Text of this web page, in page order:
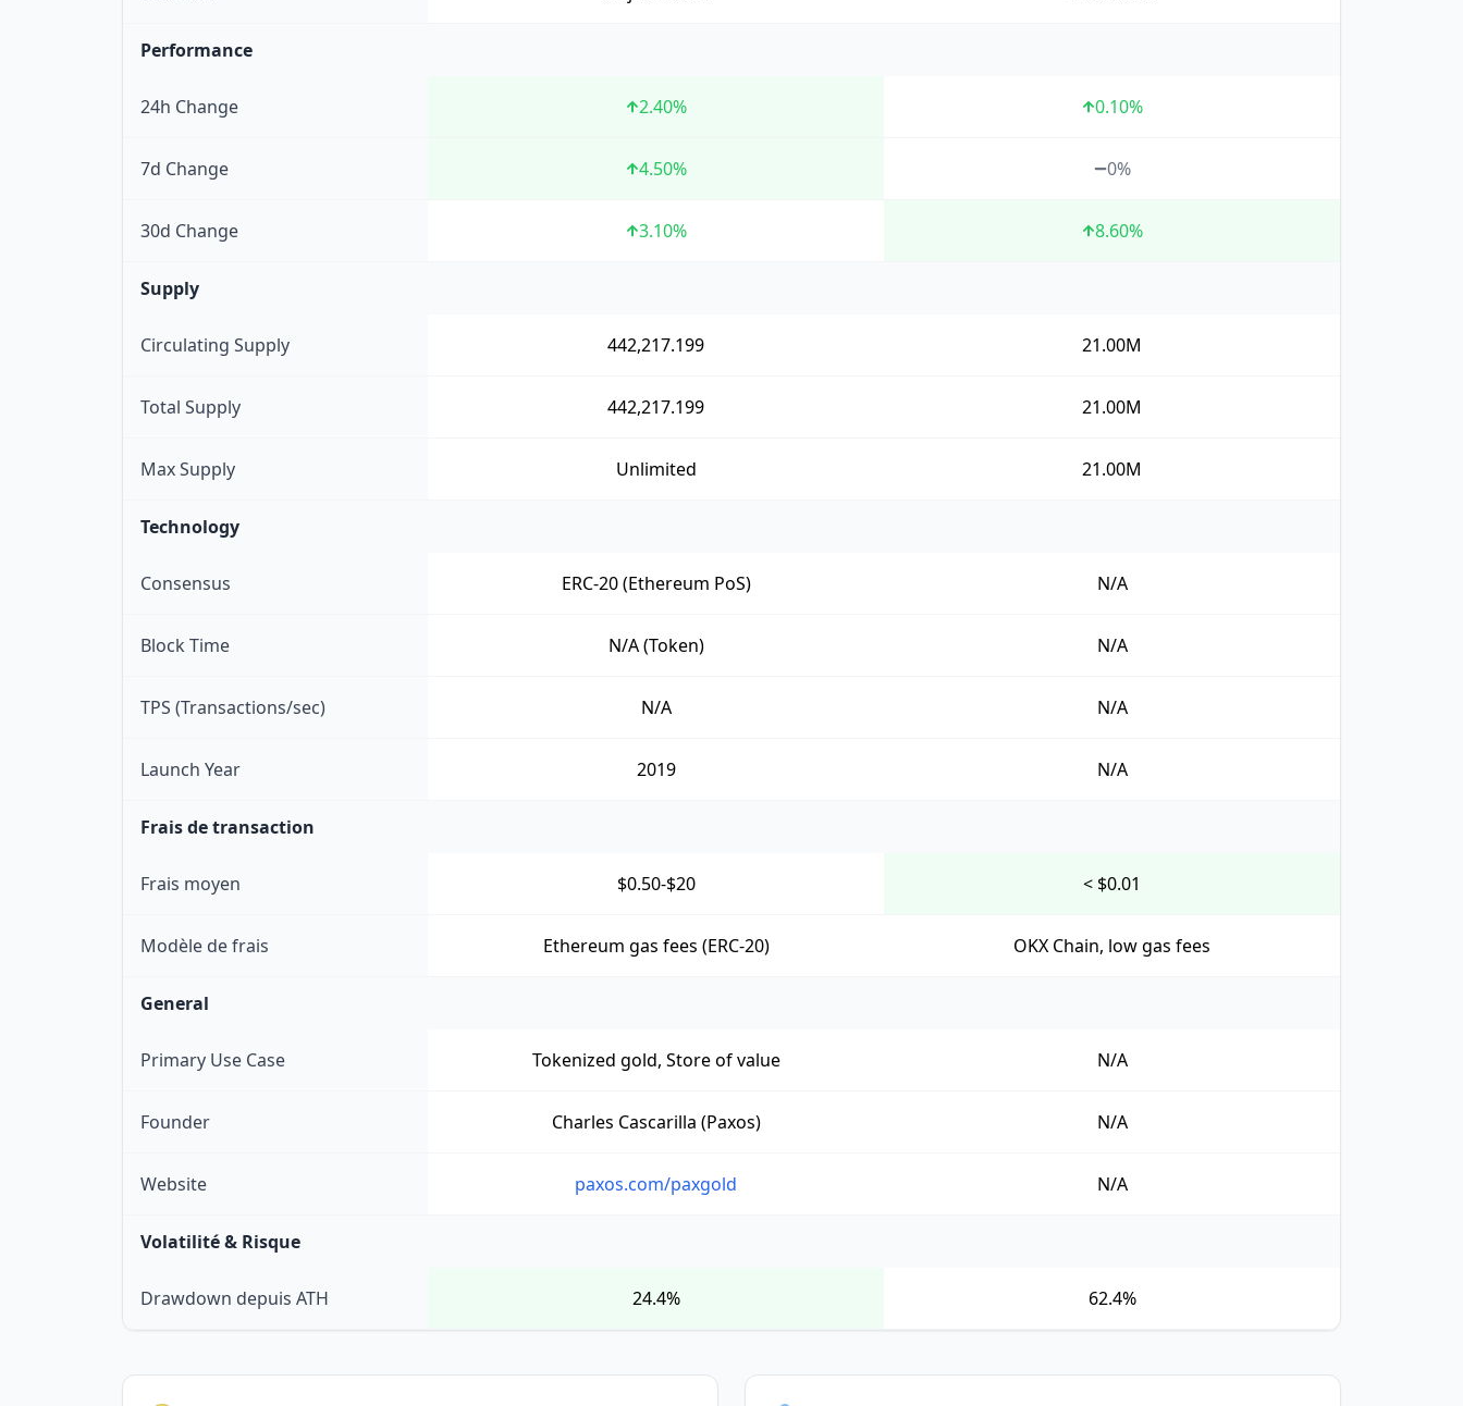
Performance
24h Change 2.40% 0.10%
7d Change 4.50% 0%
30d Change 3.10% 8.60%
Supply
Circulating Supply 442,217.199 21.00M
Total Supply 442,217.199 21.00M
Max Supply Unlimited 21.00M
Technology
Consensus ERC-20 (Ethereum PoS) N/A
Block Time N/A (Token) N/A
TPS (Transactions/sec) N/A N/A
Launch Year 2019 N/A
Frais de transaction
Frais moyen $0.50-$20 < $0.01
Modèle de frais Ethereum gas fees (ERC-20) OKX Chain, low gas fees
General
Primary Use Case Tokenized gold, Store of value N/A
Founder Charles Cascarilla (Paxos) N/A
Website paxos.com/paxgold N/A
Volatilité & Risque
Drawdown depuis ATH 24.4% 62.4%